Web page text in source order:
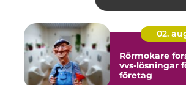
02.
Rörmokare
vvs-lösningar
företag